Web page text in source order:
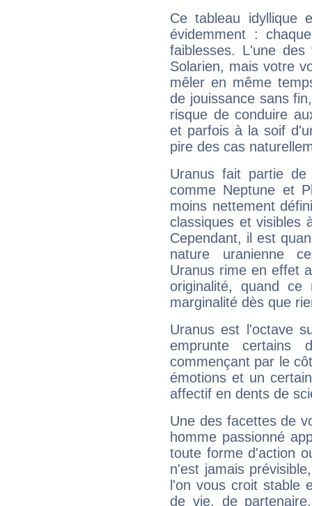
Ce tableau idyllique
évidemment :
faiblesses. L'une
Solarien, mais votre
mêler en même
de jouissance sans
risque de conduire
et parfois à la soif
pire des cas
Uranus fait partie
comme Neptune et
moins nettement
classiques et visibles
Cependant, il est
nature uranienne
Uranus rime en effet
originalité, quand ce
marginalité dès que
Uranus est l'octave
emprunte
commençant par le
émotions et un
affectif en dents de
Une des facettes de
homme passionné
toute forme d'action
n'est jamais
l'on vous croit stable
de vie, de